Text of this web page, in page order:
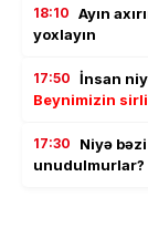
18:10 Ayın
yoxlayın
17:50 İnsan
Beynimizin
17:30
Niyə
unudulmurlar?